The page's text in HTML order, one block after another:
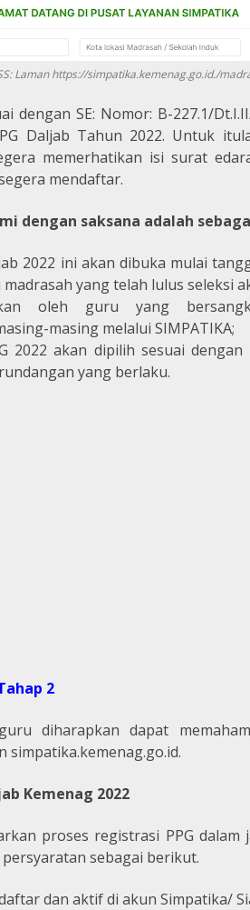
Laman https://simpatika.kemenag.go.id./
dengan SE: Nomor: B-227.1/
Daljab Tahun 2022. Untuk
memerhatikan isi surat
mendaftar.
dengan saksana adalah
2022 ini akan dibuka mulai
yang telah lulus seleksi
oleh guru yang
masing melalui SIMPATIKA;
2022 akan dipilih sesuai
yang berlaku.
2
diharapkan dapat
simpatika.kemenag.go.id.
Kemenag 2022
proses registrasi PPG dalam
sebagai berikut.
dan aktif di akun Simpatika/